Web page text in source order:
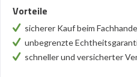
Vorteile
sicherer Kauf beim
unbegrenzte
schneller und versicherter